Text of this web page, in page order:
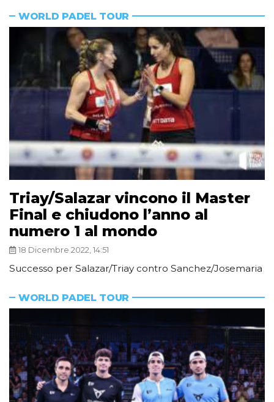
WORLD PADEL TOUR
Triay/Salazar vincono il Master
Final e chiudono l’anno al
numero 1 al mondo
18 Dicembre 2022, 14:51
Successo per Salazar/Triay contro Sanchez/Josemaria
WORLD PADEL TOUR